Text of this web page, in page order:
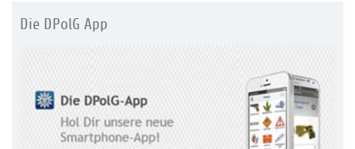
Die DPolG App